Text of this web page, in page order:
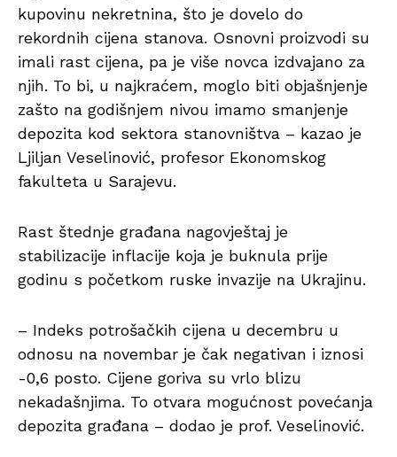
kupovinu nekretnina, što je dovelo do
rekordnih cijena stanova. Osnovni proizvodi su
imali rast cijena, pa je više novca izdvajano za
njih. To bi, u najkraćem, moglo biti objašnjenje
zašto na godišnjem nivou imamo smanjenje
depozita kod sektora stanovništva – kazao je
Ljiljan Veselinović, profesor Ekonomskog
fakulteta u Sarajevu.
Rast štednje građana nagovještaj je
stabilizacije inflacije koja je buknula prije
godinu s početkom ruske invazije na Ukrajinu.
– Indeks potrošačkih cijena u decembru u
odnosu na novembar je čak negativan i iznosi
-0,6 posto. Cijene goriva su vrlo blizu
nekadašnjima. To otvara mogućnost povećanja
depozita građana – dodao je prof. Veselinović.